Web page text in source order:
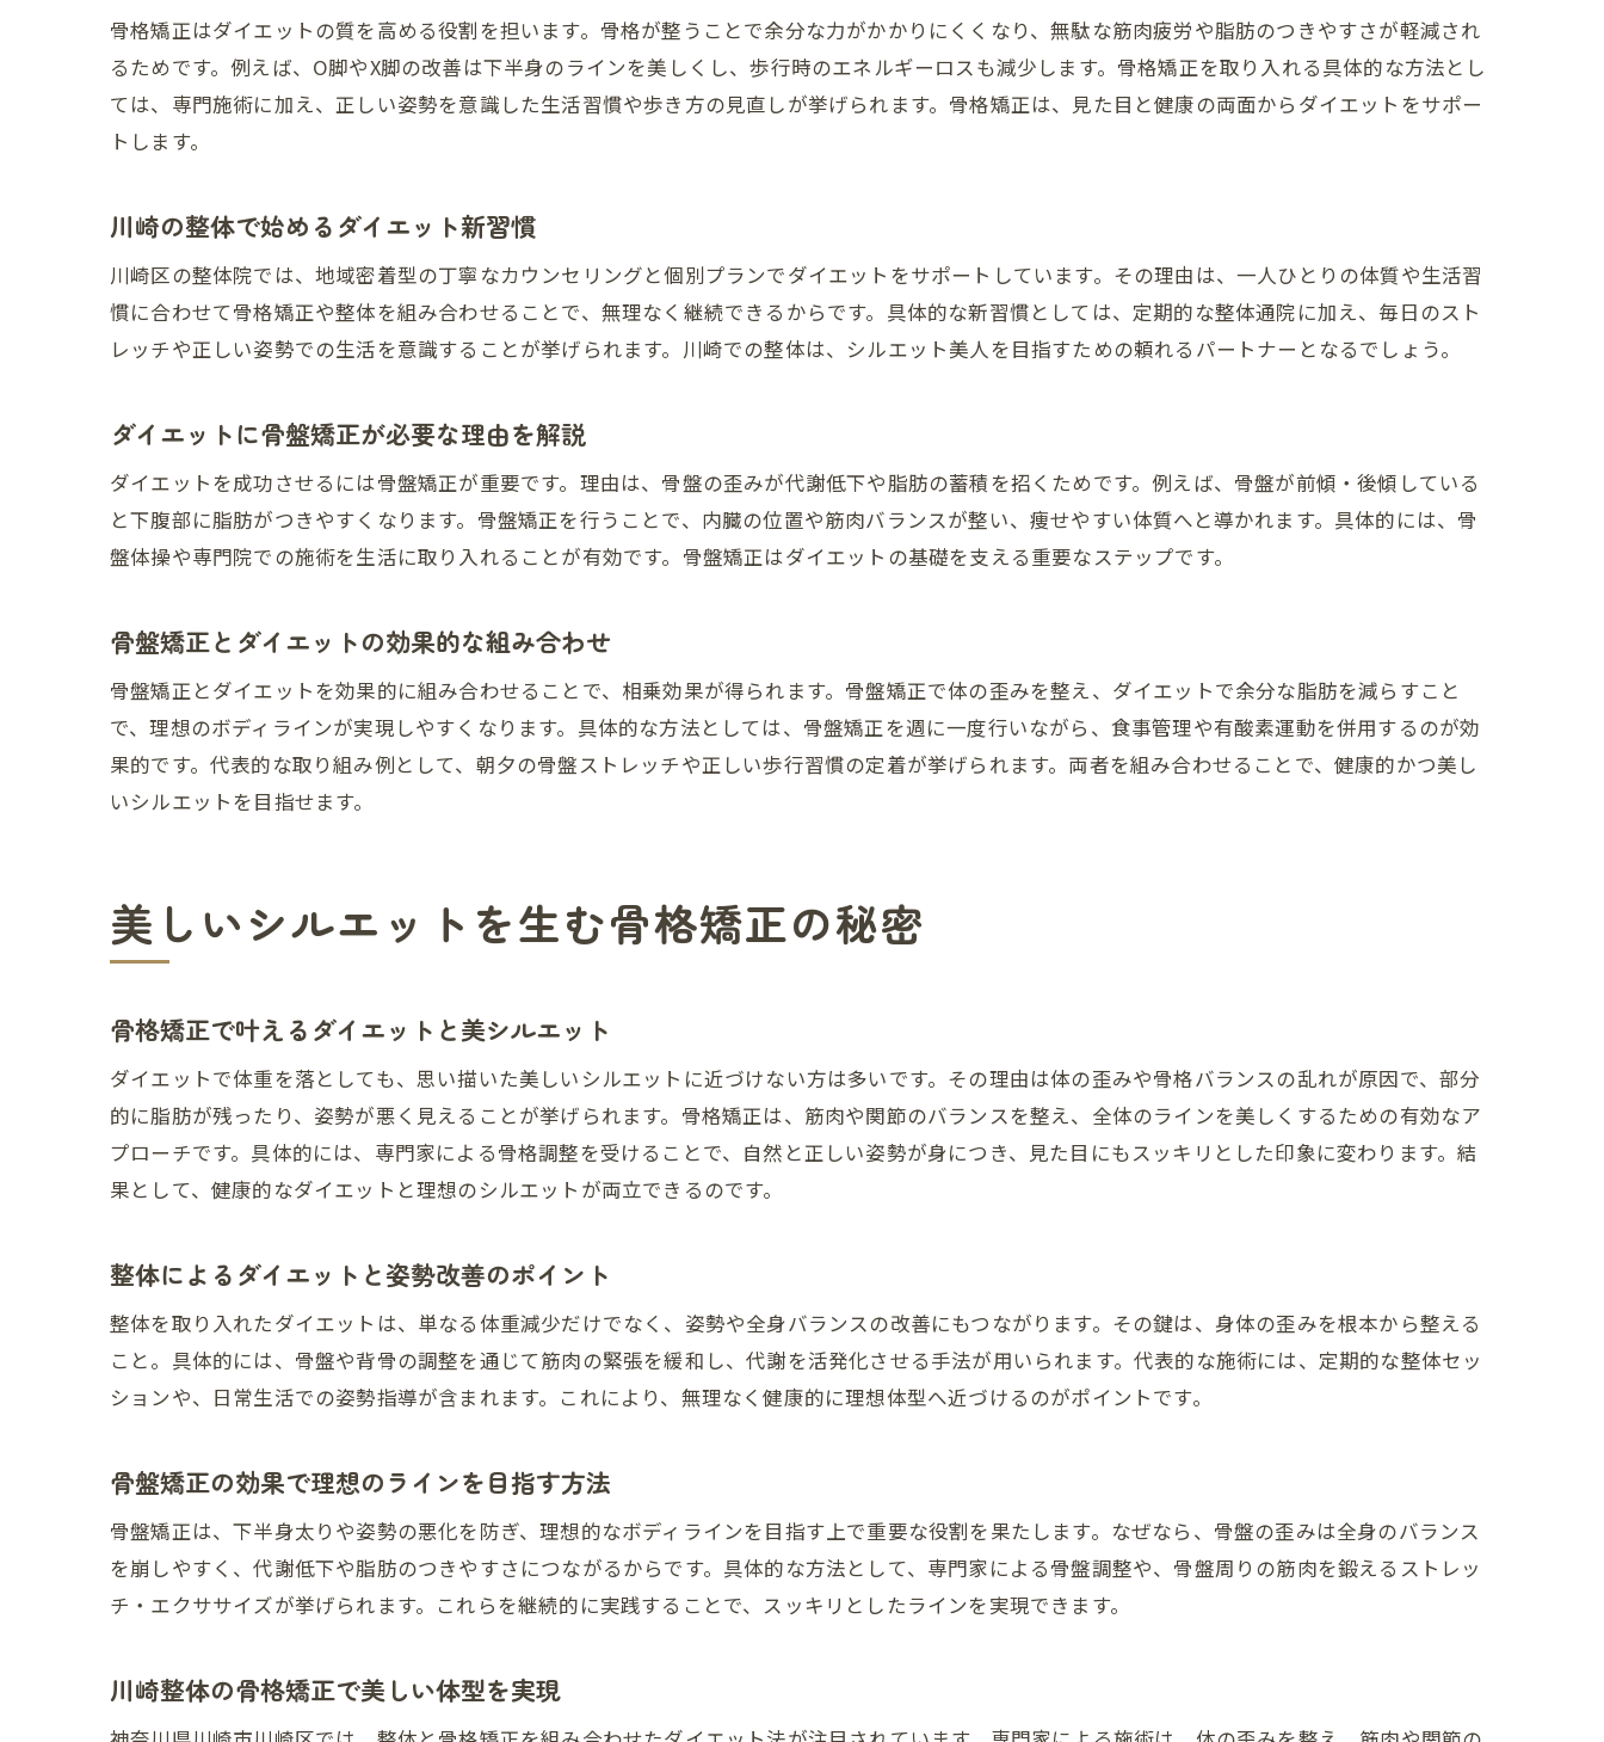
骨盤矯正がダイエットと姿勢に与える効果
整体で美しいシルエットをつくる理由
ダイエット成功へ導く骨格矯正の実力を解説
骨格矯正とダイエットを両立する実践ポイント
骨盤矯正を活かしたダイエット実践法紹介
整体とダイエットの両立を目指すポイント
骨格矯正を続けながらダイエットを成功へ導く
ダイエットと骨格矯正の併用で美しい体づくり
健康的なダイエットに骨格矯正が欠かせない理由
ダイエットと骨格矯正で体の不調も改善
骨盤矯正を取り入れた健康的なダイエット術
骨格矯正で無理なく健康的な体を目指す
骨盤矯正で美しいボディラインを手に入れる
整体を活用したダイエットと体型改善法
骨格矯正を続けて変わるボディラインの秘密
骨格矯正とダイエットの相乗効果を実感する方法
骨格矯正で叶える美シルエットのコツを解説
骨盤矯正でダイエットを成功に導くコツ
ダイエットと骨格矯正を続ける習慣化の秘訣
骨盤矯正を活用した美シルエット維持のコツ
骨格矯正とダイエットで自信を持つ体へ
骨格矯正はダイエットの質を高める役割を担います。骨格が整うことで余分な力がかかりにくくなり、無駄な筋肉疲労や脂肪のつきやすさが軽減され
るためです。例えば、O脚やX脚の改善は下半身のラインを美しくし、歩行時のエネルギーロスも減少します。骨格矯正を取り入れる具体的な方法とし
ては、専門施術に加え、正しい姿勢を意識した生活習慣や歩き方の見直しが挙げられます。骨格矯正は、見た目と健康の両面からダイエットをサポー
トします。
川崎の整体で始めるダイエット新習慣
川崎区の整体院では、地域密着型の丁寧なカウンセリングと個別プランでダイエットをサポートしています。その理由は、一人ひとりの体質や生活習
慣に合わせて骨格矯正や整体を組み合わせることで、無理なく継続できるからです。具体的な新習慣としては、定期的な整体通院に加え、毎日のスト
レッチや正しい姿勢での生活を意識することが挙げられます。川崎での整体は、シルエット美人を目指すための頼れるパートナーとなるでしょう。
ダイエットに骨盤矯正が必要な理由を解説
ダイエットを成功させるには骨盤矯正が重要です。理由は、骨盤の歪みが代謝低下や脂肪の蓄積を招くためです。例えば、骨盤が前傾・後傾している
と下腹部に脂肪がつきやすくなります。骨盤矯正を行うことで、内臓の位置や筋肉バランスが整い、痩せやすい体質へと導かれます。具体的には、骨
盤体操や専門院での施術を生活に取り入れることが有効です。骨盤矯正はダイエットの基礎を支える重要なステップです。
骨盤矯正とダイエットの効果的な組み合わせ
骨盤矯正とダイエットを効果的に組み合わせることで、相乗効果が得られます。骨盤矯正で体の歪みを整え、ダイエットで余分な脂肪を減らすこと
で、理想のボディラインが実現しやすくなります。具体的な方法としては、骨盤矯正を週に一度行いながら、食事管理や有酸素運動を併用するのが効
果的です。代表的な取り組み例として、朝夕の骨盤ストレッチや正しい歩行習慣の定着が挙げられます。両者を組み合わせることで、健康的かつ美し
いシルエットを目指せます。
美しいシルエットを生む骨格矯正の秘密
骨格矯正で叶えるダイエットと美シルエット
ダイエットで体重を落としても、思い描いた美しいシルエットに近づけない方は多いです。その理由は体の歪みや骨格バランスの乱れが原因で、部分
的に脂肪が残ったり、姿勢が悪く見えることが挙げられます。骨格矯正は、筋肉や関節のバランスを整え、全体のラインを美しくするための有効なア
プローチです。具体的には、専門家による骨格調整を受けることで、自然と正しい姿勢が身につき、見た目にもスッキリとした印象に変わります。結
果として、健康的なダイエットと理想のシルエットが両立できるのです。
整体によるダイエットと姿勢改善のポイント
整体を取り入れたダイエットは、単なる体重減少だけでなく、姿勢や全身バランスの改善にもつながります。その鍵は、身体の歪みを根本から整える
こと。具体的には、骨盤や背骨の調整を通じて筋肉の緊張を緩和し、代謝を活発化させる手法が用いられます。代表的な施術には、定期的な整体セッ
ションや、日常生活での姿勢指導が含まれます。これにより、無理なく健康的に理想体型へ近づけるのがポイントです。
骨盤矯正の効果で理想のラインを目指す方法
骨盤矯正は、下半身太りや姿勢の悪化を防ぎ、理想的なボディラインを目指す上で重要な役割を果たします。なぜなら、骨盤の歪みは全身のバランス
を崩しやすく、代謝低下や脂肪のつきやすさにつながるからです。具体的な方法として、専門家による骨盤調整や、骨盤周りの筋肉を鍛えるストレッ
チ・エクササイズが挙げられます。これらを継続的に実践することで、スッキリとしたラインを実現できます。
川崎整体の骨格矯正で美しい体型を実現